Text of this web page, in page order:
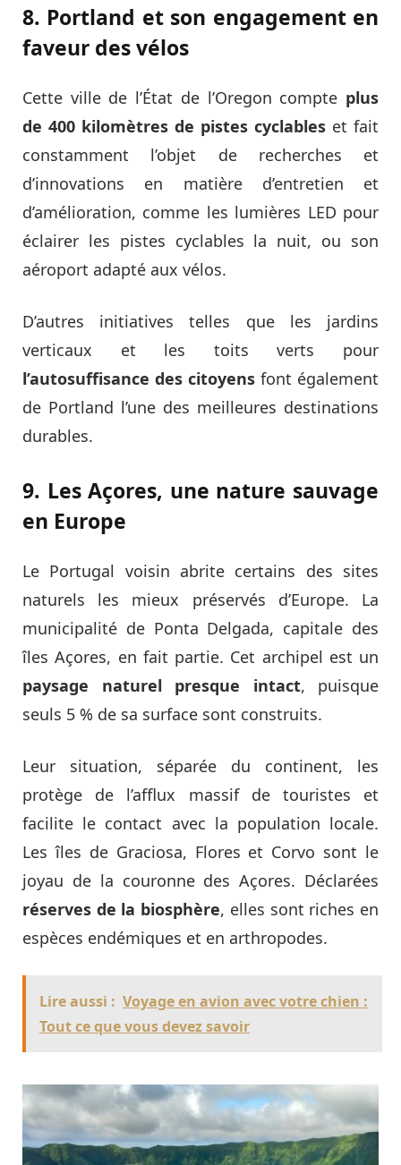
8. Portland et son engagement en
faveur des vélos
Cette ville de l’État de l’Oregon compte plus
de 400 kilomètres de pistes cyclables et fait
constamment l’objet de recherches et
d’innovations en matière d’entretien et
d’amélioration, comme les lumières LED pour
éclairer les pistes cyclables la nuit, ou son
aéroport adapté aux vélos.
D’autres initiatives telles que les jardins
verticaux et les toits verts pour
l’autosuffisance des citoyens font également
de Portland l’une des meilleures destinations
durables.
9. Les Açores, une nature sauvage
en Europe
Le Portugal voisin abrite certains des sites
naturels les mieux préservés d’Europe. La
municipalité de Ponta Delgada, capitale des
îles Açores, en fait partie. Cet archipel est un
paysage naturel presque intact, puisque
seuls 5 % de sa surface sont construits.
Leur situation, séparée du continent, les
protège de l’afflux massif de touristes et
facilite le contact avec la population locale.
Les îles de Graciosa, Flores et Corvo sont le
joyau de la couronne des Açores. Déclarées
réserves de la biosphère, elles sont riches en
espèces endémiques et en arthropodes.
Lire aussi : Voyage en avion avec votre chien :
Tout ce que vous devez savoir